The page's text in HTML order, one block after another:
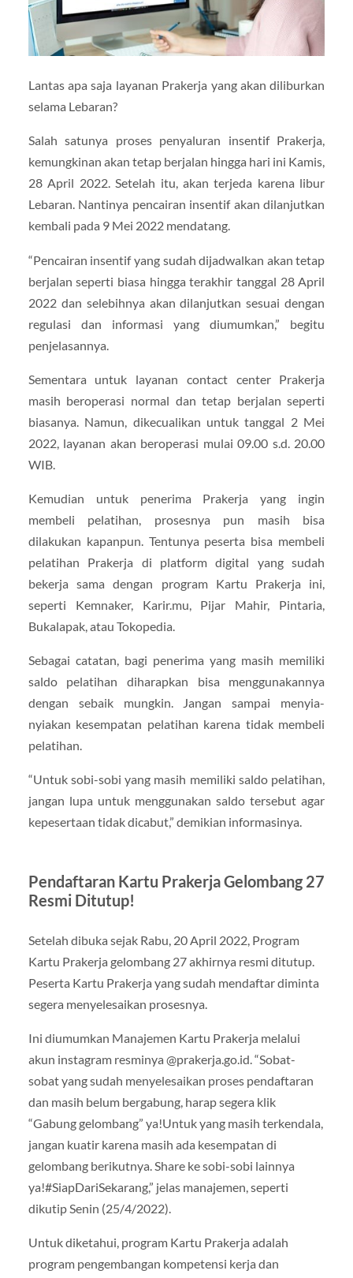
Lantas apa saja layanan Prakerja yang akan diliburkan
selama Lebaran?
Salah satunya proses penyaluran insentif Prakerja,
kemungkinan akan tetap berjalan hingga hari ini Kamis,
28 April 2022. Setelah itu, akan terjeda karena libur
Lebaran. Nantinya pencairan insentif akan dilanjutkan
kembali pada 9 Mei 2022 mendatang.
“Pencairan insentif yang sudah dijadwalkan akan tetap
berjalan seperti biasa hingga terakhir tanggal 28 April
2022 dan selebihnya akan dilanjutkan sesuai dengan
regulasi dan informasi yang diumumkan,” begitu
penjelasannya.
Sementara untuk layanan contact center Prakerja
masih beroperasi normal dan tetap berjalan seperti
biasanya. Namun, dikecualikan untuk tanggal 2 Mei
2022, layanan akan beroperasi mulai 09.00 s.d. 20.00
WIB.
Kemudian untuk penerima Prakerja yang ingin
membeli pelatihan, prosesnya pun masih bisa
dilakukan kapanpun. Tentunya peserta bisa membeli
pelatihan Prakerja di platform digital yang sudah
bekerja sama dengan program Kartu Prakerja ini,
seperti Kemnaker, Karir.mu, Pijar Mahir, Pintaria,
Bukalapak, atau Tokopedia.
Sebagai catatan, bagi penerima yang masih memiliki
saldo pelatihan diharapkan bisa menggunakannya
dengan sebaik mungkin. Jangan sampai menyia-
nyiakan kesempatan pelatihan karena tidak membeli
pelatihan.
“Untuk sobi-sobi yang masih memiliki saldo pelatihan,
jangan lupa untuk menggunakan saldo tersebut agar
kepesertaan tidak dicabut,” demikian informasinya.
Pendaftaran Kartu Prakerja Gelombang 27
Resmi Ditutup!
Setelah dibuka sejak Rabu, 20 April 2022, Program
Kartu Prakerja gelombang 27 akhirnya resmi ditutup.
Peserta Kartu Prakerja yang sudah mendaftar diminta
segera menyelesaikan prosesnya.
Ini diumumkan Manajemen Kartu Prakerja melalui
akun instagram resminya @prakerja.go.id. “Sobat-
sobat yang sudah menyelesaikan proses pendaftaran
dan masih belum bergabung, harap segera klik
“Gabung gelombang” ya!Untuk yang masih terkendala,
jangan kuatir karena masih ada kesempatan di
gelombang berikutnya. Share ke sobi-sobi lainnya
ya!#SiapDariSekarang,” jelas manajemen, seperti
dikutip Senin (25/4/2022).
Untuk diketahui, program Kartu Prakerja adalah
program pengembangan kompetensi kerja dan